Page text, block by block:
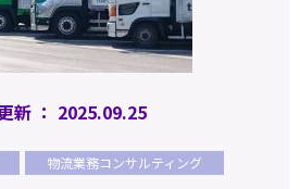
新 ： 2025.09.25
物流業務コンサルティング